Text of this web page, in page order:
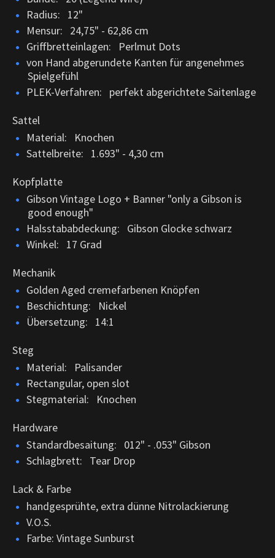
Radius: 12"
Mensur: 24,75" - 62,86 cm
Griffbretteinlagen: Perlmut Dots
von Hand abgerundete Kanten für angenehmes
Spielgefühl
PLEK-Verfahren: perfekt abgerichtete Saitenlage
Sattel
Material: Knochen
Sattelbreite: 1.693" - 4,30 cm
Kopfplatte
Gibson Vintage Logo + Banner "only a Gibson is
good enough"
Halsstababdeckung: Gibson Glocke schwarz
Winkel: 17 Grad
Mechanik
Golden Aged cremefarbenen Knöpfen
Beschichtung: Nickel
Übersetzung: 14:1
Steg
Material: Palisander
Rectangular, open slot
Stegmaterial: Knochen
Hardware
Standardbesaitung: 012" - .053" Gibson
Schlagbrett: Tear Drop
Lack & Farbe
handgesprühte, extra dünne Nitrolackierung
V.O.S.
Farbe: Vintage Sunburst